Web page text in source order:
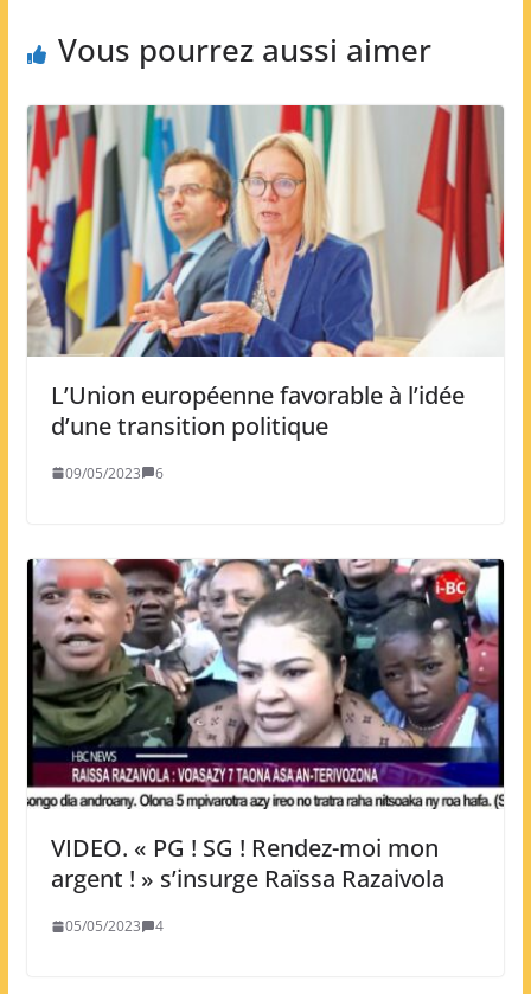
Vous pourrez aussi aimer
L’Union européenne favorable à l’idée
d’une transition politique
09/05/2023 6
VIDEO. « PG ! SG ! Rendez-moi mon
argent ! » s’insurge Raïssa Razaivola
05/05/2023 4